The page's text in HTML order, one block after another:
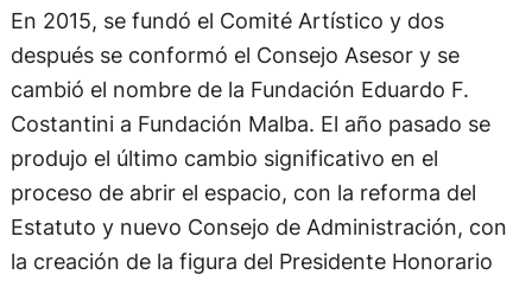
En 2015, se fundó el Comité Artístico y dos
después se conformó el Consejo Asesor y se
cambió el nombre de la Fundación Eduardo F.
Costantini a Fundación Malba. El año pasado se
produjo el último cambio significativo en el
proceso de abrir el espacio, con la reforma del
Estatuto y nuevo Consejo de Administración, con
la creación de la figura del Presidente Honorario